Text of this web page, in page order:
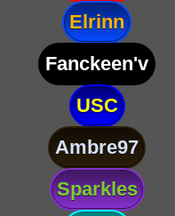
Elrinn
Fanckeen'v
USC
Ambre97
Sparkles